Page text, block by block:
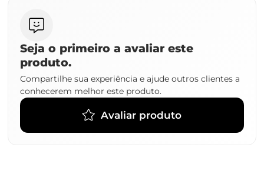
Seja o primeiro a avaliar este
produto.
Compartilhe sua experiência e ajude outros clientes a
conhecerem melhor este produto.
Avaliar produto